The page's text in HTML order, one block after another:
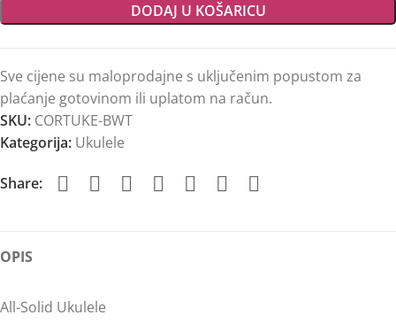
DODAJ U KOŠARICU
Sve cijene su maloprodajne s uključenim popustom za
plaćanje gotovinom ili uplatom na račun.
SKU: CORTUKE-BWT
Kategorija: Ukulele
Share:
OPIS
All-Solid Ukulele